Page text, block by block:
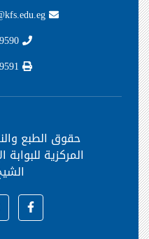
Postgraduate_inter@kfs.edu.eg
حقوق الطبع
المركزية